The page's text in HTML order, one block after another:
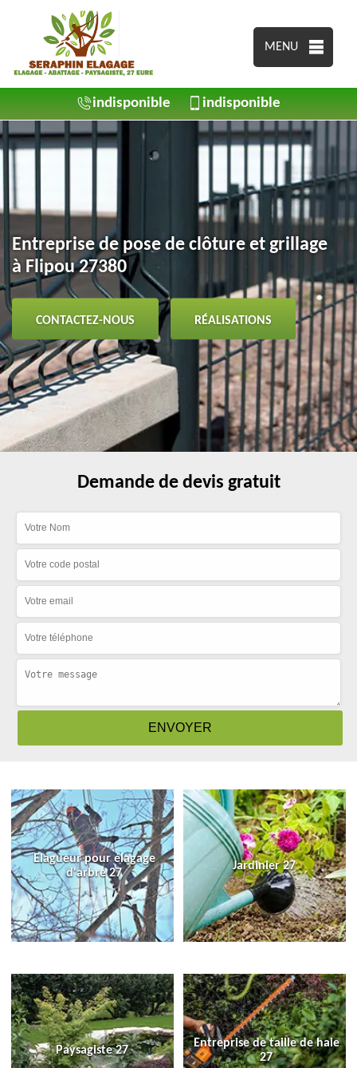
MENU
indisponible indisponible
Entreprise de pose de clôture et grillage
à Flipou 27380
CONTACTEZ-NOUS RÉALISATIONS
Demande de devis gratuit
Elagueur pour élagage
d'arbre 27
Jardinier 27
Paysagiste 27
Entreprise de taille de haie
27